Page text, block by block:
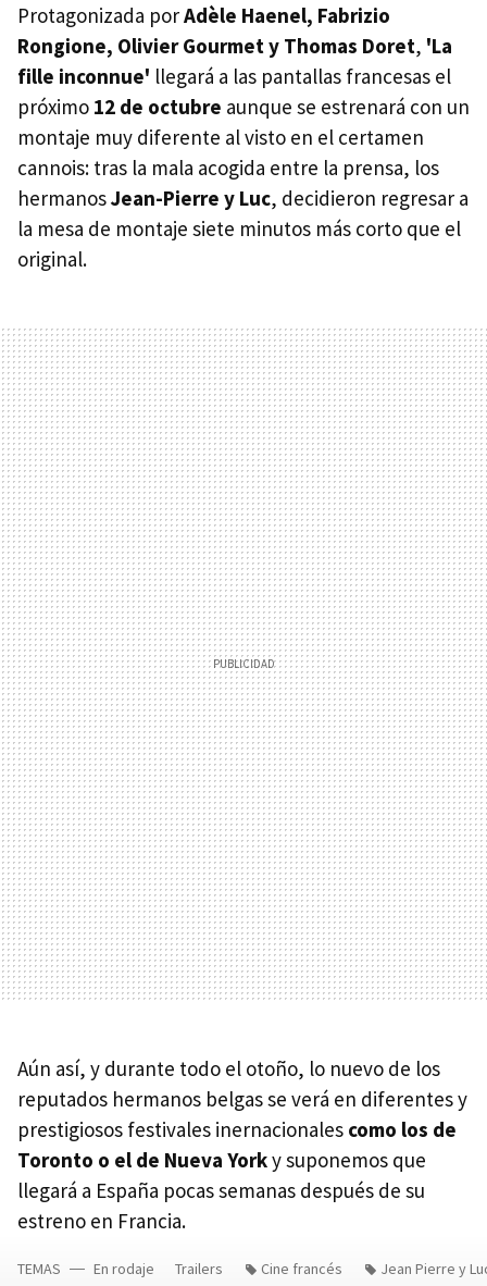
Protagonizada porAdèle Haenel, Fabrizio
Rongione, Olivier Gourmet y Thomas Doret, 'La
fille inconnue' llegará a las pantallas francesas el
próximo 12 de octubre aunque se estrenará con un
montaje muy diferente al visto en el certamen
cannois: tras la mala acogida entre la prensa, los
hermanosJean-Pierre y Luc, decidieron regresar a
la mesa de montaje siete minutos más corto que el
original.
Aún así, y durante todo el otoño, lo nuevo de los
reputados hermanos belgas se verá en diferentes y
prestigiosos festivales inernacionales como los de
Toronto o el de Nueva Yorky suponemos que
llegará a España pocas semanas después de su
estreno en Francia.
TEMAS En rodaje Trailers Cine francés Jean Pierre y